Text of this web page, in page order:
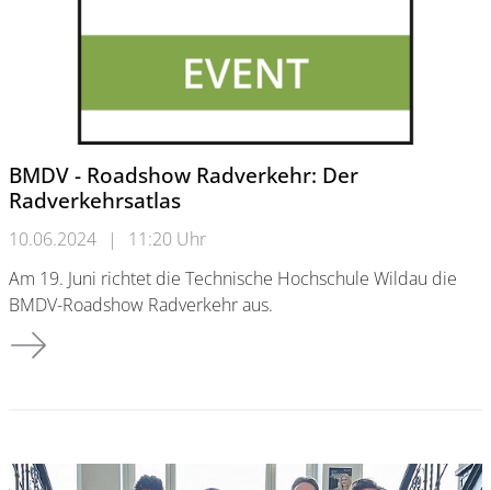
BMDV - Roadshow Radverkehr: Der
Radverkehrsatlas
10.06.2024 |
11:20 Uhr
Am 19. Juni richtet die Technische Hochschule Wildau die
BMDV-Roadshow Radverkehr aus.
BMDV - Roadshow Radverkehr: Der Radverkehrsatlas